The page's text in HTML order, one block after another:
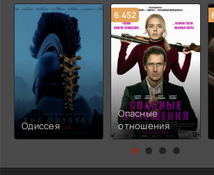
Одиссея
6.452
Опасные
отношения